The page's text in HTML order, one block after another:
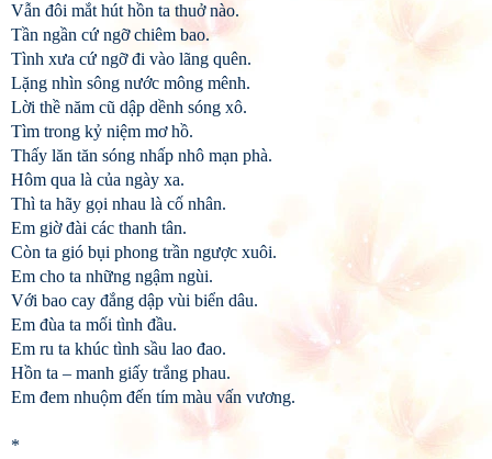
Vẫn đôi mắt hút hồn ta thuở nào.
Tần ngần cứ ngỡ chiêm bao.
Tình xưa cứ ngỡ đi vào lãng quên.
Lặng nhìn sông nước mông mênh.
Lời thề năm cũ dập dềnh sóng xô.
Tìm trong kỷ niệm mơ hồ.
Thấy lăn tăn sóng nhấp nhô mạn phà.
Hôm qua là của ngày xa.
Thì ta hãy gọi nhau là cố nhân.
Em giờ đài các thanh tân.
Còn ta gió bụi phong trần ngược xuôi.
Em cho ta những ngậm ngùi.
Với bao cay đắng dập vùi biển dâu.
Em đùa ta mối tình đầu.
Em ru ta khúc tình sầu lao đao.
Hồn ta – manh giấy trắng phau.
Em đem nhuộm đến tím màu vấn vương.
*